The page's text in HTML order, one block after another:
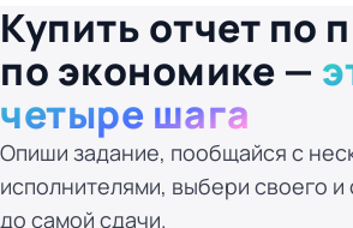
Купить отчет по
по экономике —
четыре шага
Опиши задание, пообщайся с
исполнителями, выбери своего и
до самой сдачи.